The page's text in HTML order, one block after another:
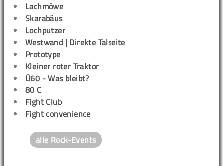
Lachmöwe
Skarabäus
Lochputzer
Westwand | Direkte Talseite
Prototype
Kleiner roter Traktor
Ü60 - Was bleibt?
80 C
Fight Club
Fight convenience
alle Rock-Events